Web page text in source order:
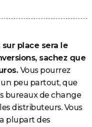
place sera le
sachez que
Vous pourrez
peu partout, que
bureaux de change
distributeurs. Vous
plupart des